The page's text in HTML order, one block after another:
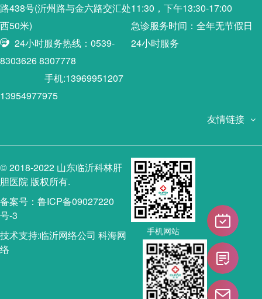
路438号(沂州路与金六路交汇处
西50米)
24小时服务热线：0539-
8303626 8307778
手机:13969951207
13954977975
11:30，下午13:30-17:00
急诊服务时间：全年无节假日
24小时服务
友情链接
© 2018-2022 山东临沂科林肝
胆医院 版权所有.
备案号：鲁ICP备09027220
号-3
技术支持:临沂网络公司 科海网
络
手机网站